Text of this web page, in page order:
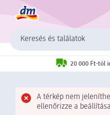
Keresés és találatok
20 000 Ft-tól
A térkép nem
ellenőrizze a